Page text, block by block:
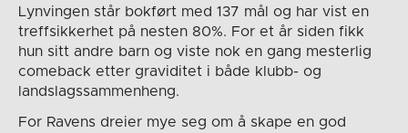
Lynvingen står bokført med 137 mål og har vist en
treffsikkerhet på nesten 80%. For et år siden fikk
hun sitt andre barn og viste nok en gang mesterlig
comeback etter graviditet i både klubb- og
landslagssammenheng.
For Ravens dreier mye seg om å skape en god